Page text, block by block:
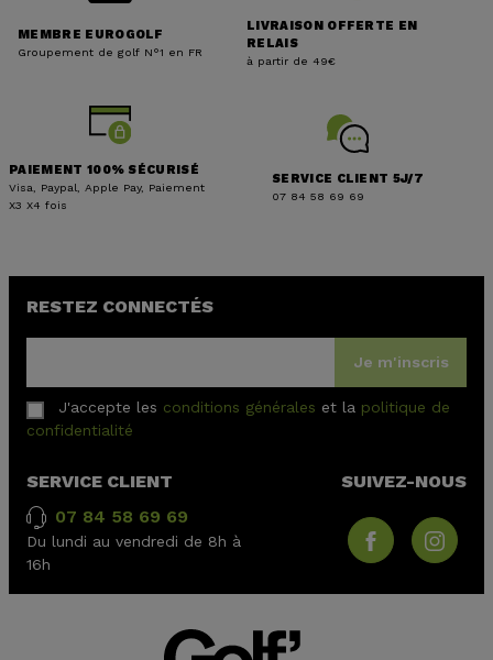
MEMBRE EUROGOLF
Groupement de golf N°1 en FR
LIVRAISON OFFERTE EN
RELAIS
à partir de 49€
PAIEMENT 100% SÉCURISÉ
Visa, Paypal, Apple Pay, Paiement
X3 X4 fois
SERVICE CLIENT 5J/7
07 84 58 69 69
RESTEZ CONNECTÉS
Je m'inscris
J'accepte les conditions générales et la politique de
confidentialité
SERVICE CLIENT
07 84 58 69 69
Du lundi au vendredi de 8h à
16h
SUIVEZ-NOUS